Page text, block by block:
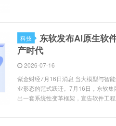
科技
东软发布AI原生软
产时代
2026-07-16
紫金财经7月16日消息 当大模型与智
业形态的范式跃迁。7月16日，东软
出一套系统性变革框架，宣告软件工程